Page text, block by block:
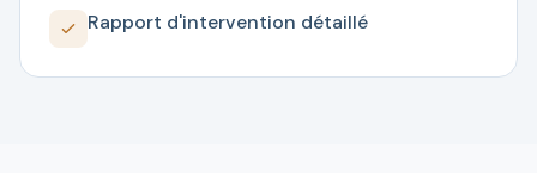
Rapport d'intervention détaillé